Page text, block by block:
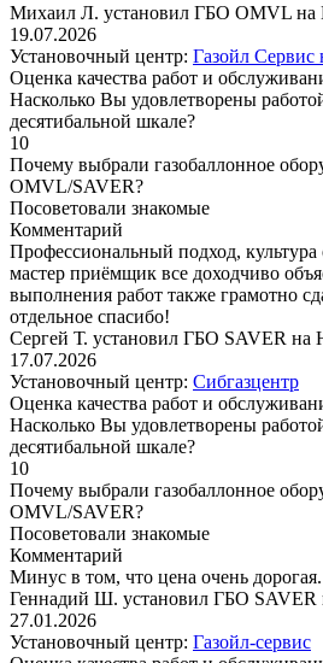
Михаил Л. установил ГБО OMVL на
19.07.2026
Установочный центр: Газойл Сервис
Оценка качества работ и
Насколько Вы удовлетворены
десятибальной шкале?
10
Почему выбрали газобаллонное
OMVL/SAVER?
Посоветовали знакомые
Комментарий
Профессиональный подход,
мастер приёмщик все доходчиво
выполнения работ также грамотно
отдельное спасибо!
Сергей Т. установил ГБО SAVER на
17.07.2026
Установочный центр: Сибгазцентр
Оценка качества работ и
Насколько Вы удовлетворены
десятибальной шкале?
10
Почему выбрали газобаллонное
OMVL/SAVER?
Посоветовали знакомые
Комментарий
Минус в том, что цена очень дорогая.
Геннадий Ш. установил ГБО SAVER
27.01.2026
Установочный центр: Газойл-сервис